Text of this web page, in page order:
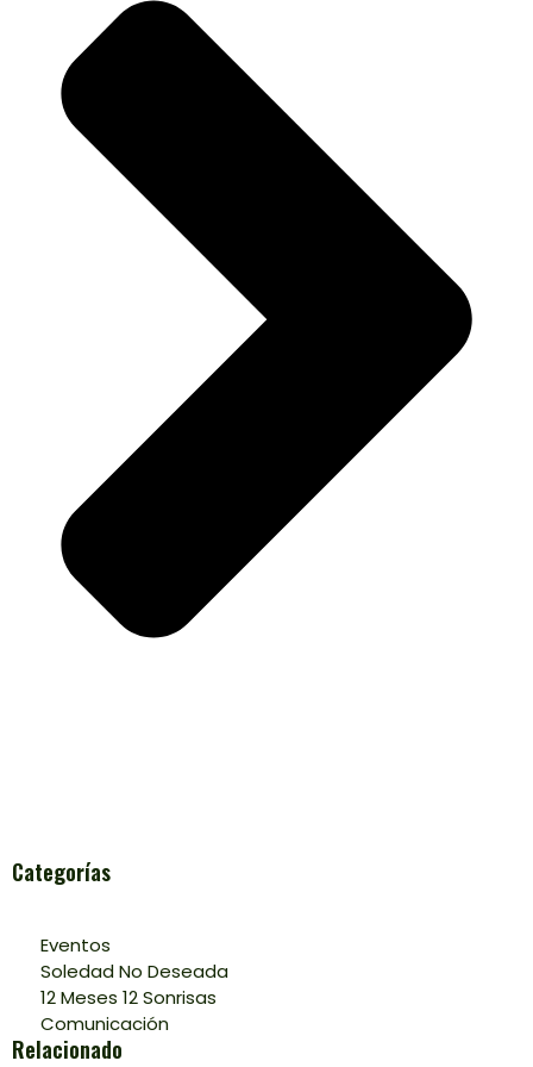
Categorías
Eventos
Soledad No Deseada
12 Meses 12 Sonrisas
Comunicación
Relacionado